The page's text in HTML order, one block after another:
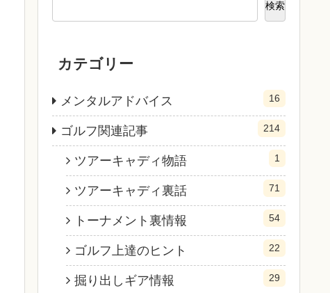
検索
カテゴリー
メンタルアドバイス 16
ゴルフ関連記事 214
ツアーキャディ物語 1
ツアーキャディ裏話 71
トーナメント裏情報 54
ゴルフ上達のヒント 22
掘り出しギア情報 29